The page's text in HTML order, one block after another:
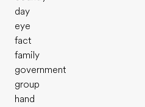
day
eye
fact
family
government
group
hand